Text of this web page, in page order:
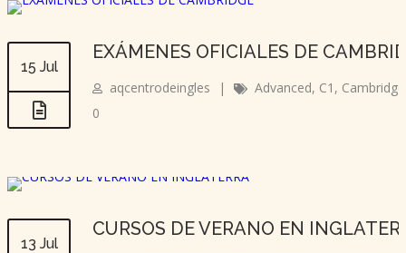
15 Jul
EXÁMENES OFICIALES DE
aqcentrodeingles | Advanced, C1 , Cambridge
0
13 Jul
CURSOS DE VERANO EN